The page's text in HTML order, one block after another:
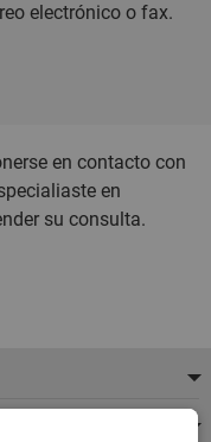
electrónico o fax.
en contacto con
en
su consulta.